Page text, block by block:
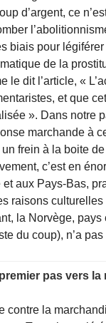
d’argent, ce
biais pour
de la
le dit l’article, «
et que
». Dans notre
marchande à
un frein à la boite
c’est en
et aux Pays-Bas,
raisons culturelles
la Norvège,
du coup), n’a
pas vers
contre la